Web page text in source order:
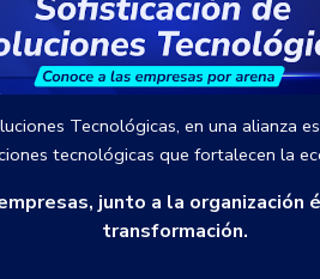
Tecnológicas, en una alianza
tecnológicas que fortalecen la
junto a la
transformación.